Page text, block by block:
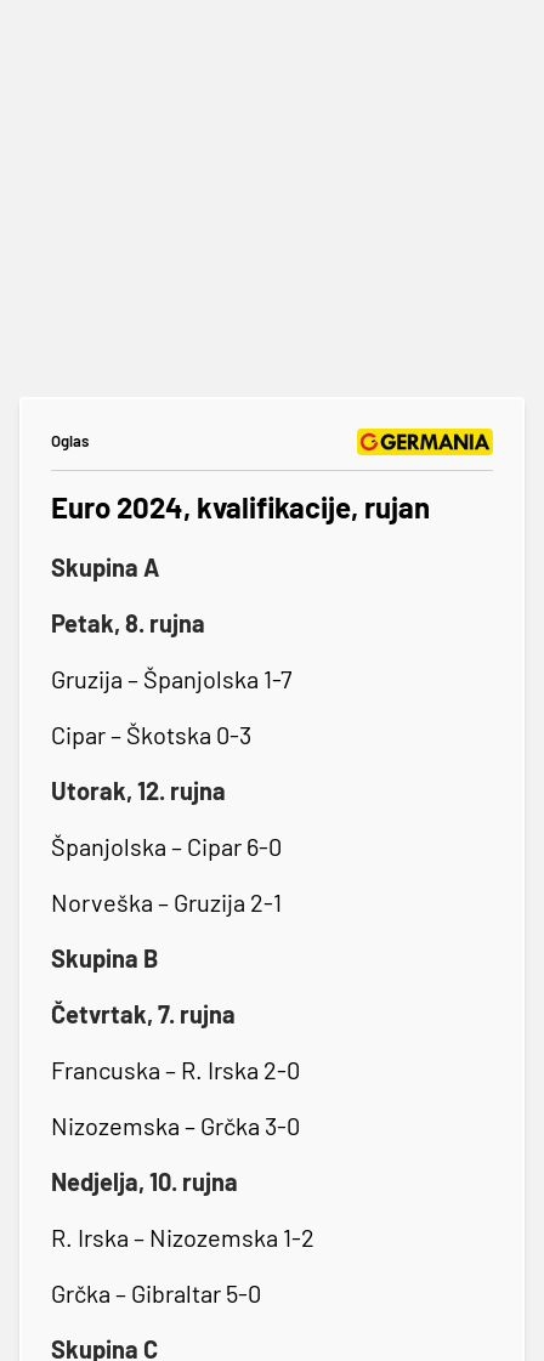
Oglas
Euro 2024, kvalifikacije, rujan
Skupina A
Petak, 8. rujna
Gruzija – Španjolska 1-7
Cipar – Škotska 0-3
Utorak, 12. rujna
Španjolska – Cipar 6-0
Norveška – Gruzija 2-1
Skupina B
Četvrtak, 7. rujna
Francuska – R. Irska 2-0
Nizozemska – Grčka 3-0
Nedjelja, 10. rujna
R. Irska – Nizozemska 1-2
Grčka – Gibraltar 5-0
Skupina C